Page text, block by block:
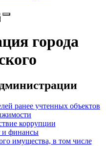
города
ранее учтенных объектов
коррупции
и финансы
имущества, в том числе